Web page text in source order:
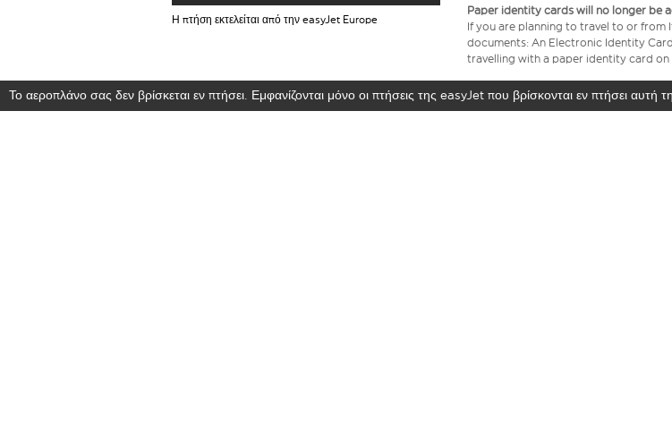
Η πτήση εκτελείται από την easyJet Europe
Paper identity cards will no longer be
If you are planning to travel to or
documents: An Electronic Identity
travelling with a paper identity card
Το αεροπλάνο σας δεν βρίσκεται εν πτήσει. Εμφανίζονται μόνο οι πτήσεις της easyJet που βρίσκονται εν πτήσει αυτή